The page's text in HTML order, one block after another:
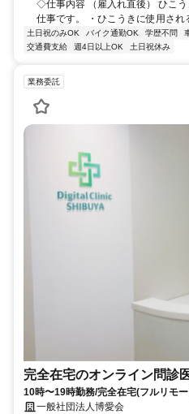
◇仕事内容 （雇入れ直後） ひこ
仕事です。 ・ひこうきに使用され
土日祝のみOK バイク通勤OK 学歴不問
交通費支給
週4日以上OK 土日祝休み
業務委託
完全在宅のオンライン問診
10時〜19時勤務/完全在宅(フルリモ
業務一般社団法人博愛会